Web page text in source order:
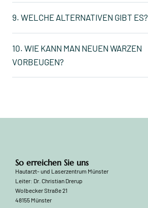
9. WELCHE ALTERNATIVEN GIBT ES?
10. WIE KANN MAN NEUEN WARZEN
VORBEUGEN?
So erreichen Sie uns
Hautarzt- und Laserzentrum Münster
Leiter: Dr. Christian Drerup
Wolbecker Straße 21
48155 Münster